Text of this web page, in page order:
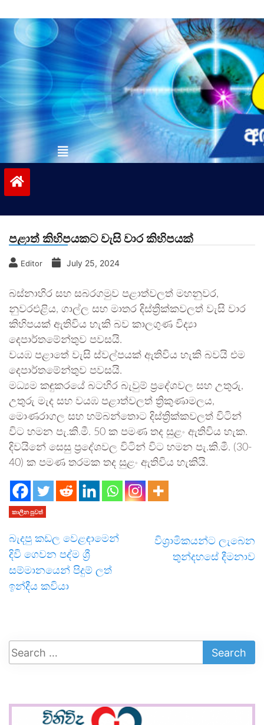
to
contentvinivida.lk
පළාත් කිහිපයකට වැසි වාර කිහිපයක්
Editor July 25, 2024
බස්නාහිර සහ සබරගමුව පළාත්වලත් මහනුවර,
නුවරඑළිය, ගාල්ල සහ මාතර දිස්ත්‍රික්කවලත් වැසි වාර
කිහිපයක් ඇතිවිය හැකි බව කාලගුණ විද්‍යා
දෙපාර්තමේන්තුව පවසයි.
වයඹ පළාතේ වැසි ස්වල්පයක් ඇතිවිය හැකි බවයි එම
දෙපාර්තමේන්තුව පවසයි.
මධ්‍යම කඳුකරයේ බටහිර බැවුම් ප්‍රදේශවල සහ උතුරු,
උතුරු මැද සහ වයඹ පළාත්වලත් ත්‍රිකුණාමලය,
මොණරාගල සහ හම්බන්තොට දිස්ත්‍රික්කවලත් විටින්
විට හමන පැ.කි.මී. 50 ක පමණ තද සුළං ඇතිවිය හැක.
දිවයිනේ සෙසු ප්‍රදේශවල විටින් විට හමන පැ.කි.මී. (30-
40) ක පමණ තරමක තද සුළං ඇතිවිය හැකියි.
කාලීන පුවත්
බැදපු කඩල වෙළඳාමෙන්
දිවි ගෙවන පද්ම ශ්‍රී
සම්මානයෙන් පිදුම් ලත්
ඉන්දීය කවියා
විශ්‍රාමිකයන්ට ලැබෙන
තුන්දහසේ දීමනාව